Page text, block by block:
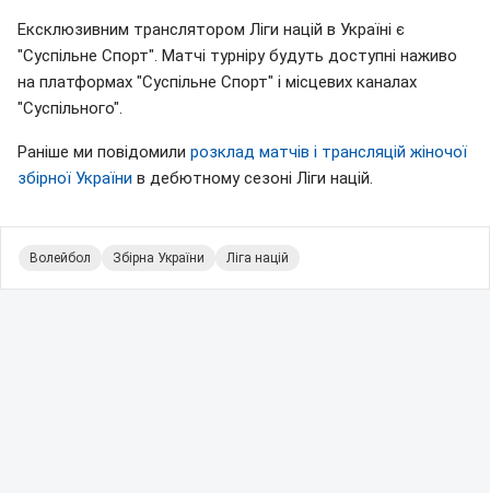
Ексклюзивним транслятором Ліги націй в Україні є
"Суспільне Спорт". Матчі турніру будуть доступні наживо
на платформах "Суспільне Спорт" і місцевих каналах
"Суспільного".
Раніше ми повідомили розклад матчів і трансляцій жіночої
збірної України в дебютному сезоні Ліги націй.
Волейбол Збірна України Ліга націй